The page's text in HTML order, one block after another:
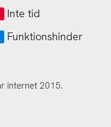
Inte tid
Funktionshinder
internet 2015.